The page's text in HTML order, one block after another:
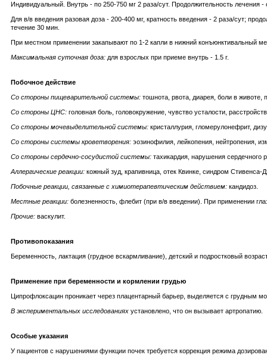
Индивидуальный. Внутрь - по 250-750 мг 2 раза/сут. Продолжительность лечения -
Для в/в введения разовая доза - 200-400 мг, кратность введения - 2 раза/сут;
течение 30 мин.
При местном применении закапывают по 1-2 капли в нижний конъюнктивальный
Максимальная суточная доза: для взрослых при приеме внутрь - 1.5 г.
Побочное действие
Со стороны пищеварительной системы: тошнота, рвота, диарея, боли в
Со стороны ЦНС: головная боль, головокружение, чувство усталости,
Со стороны мочевыделительной системы: кристаллурия, гломерулонефрит,
Со стороны системы кроветворения: эозинофилия, лейкопения, нейтропения,
Cо стороны сердечно-сосудистой системы: тахикардия, нарушения сердечного
Аллергические реакции: кожный зуд, крапивница, отек Квинке, синдром Стивенса-
Побочные реакции, связанные с химиотерапевтическим действием: кандидоз.
Местные реакции: болезненность, флебит (при в/в введении). При применении
Прочие: васкулит.
Противопоказания
Беременность, лактация (грудное вскармливание), детский и подростковый
Применение при беременности и кормлении грудью
Ципрофлоксацин проникает через плацентарный барьер, выделяется с грудным
В экспериментальных исследованиях установлено, что он вызывает артропатию.
Особые указания
У пациентов с нарушениями функции почек требуется коррекция режима